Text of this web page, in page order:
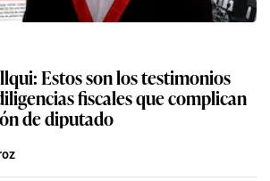
Estos son los testimonios
fiscales que complican
de diputado